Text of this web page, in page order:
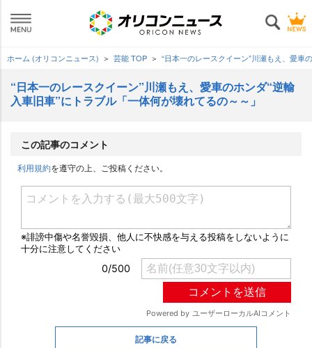
ホーム (オリコンニュース) 芸能 TOP “日本一のレースクイーン”川瀬もえ、愛車
“日本一のレースクイーン”川瀬もえ、愛車のホンダ“逆輸
入車旧車”にトラブル「一体何が壊れてるの～～」
この記事のコメント
利用規約を遵守の上、ご投稿ください。
記事に戻る